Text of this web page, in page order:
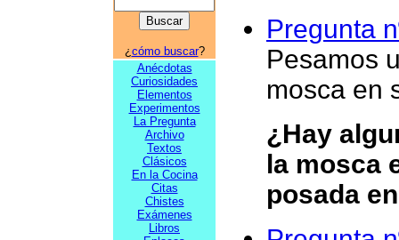
¿ cómo buscar?
Anécdotas
Curiosidades
Elementos
Experimentos
La Pregunta
Archivo
Textos
Clásicos
En la Cocina
Citas
Chistes
Exámenes
Libros
Pregunta
Pesamos
mosca en
¿Hay
la mosca
posada